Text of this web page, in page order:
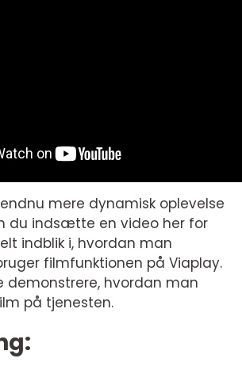
mere dynamisk oplevelse
du indsætte en video her for
indblik i, hvordan man
filmfunktionen på Viaplay.
demonstrere, hvordan man
på tjenesten.